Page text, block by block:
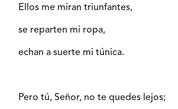
Ellos me miran triunfantes,
se reparten mi ropa,
echan a suerte mi túnica.
Pero tú, Señor, no te quedes lejos;